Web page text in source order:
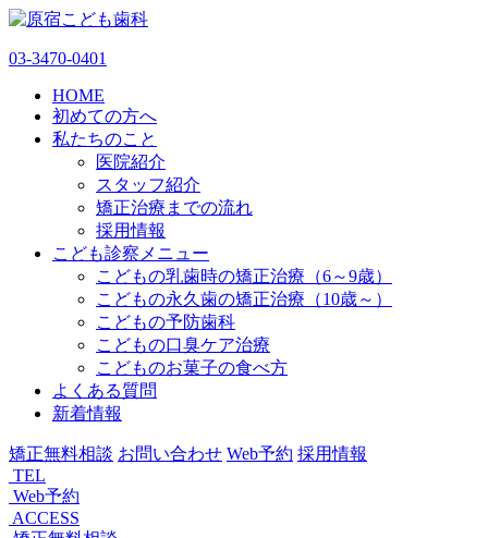
03-3470-0401
HOME
初めての方へ
私たちのこと
医院紹介
スタッフ紹介
矯正治療までの流れ
採用情報
こども診察メニュー
こどもの乳歯時の矯正治療（6～9歳）
こどもの永久歯の矯正治療（10歳～）
こどもの予防歯科
こどもの口臭ケア治療
こどものお菓子の食べ方
よくある質問
新着情報
矯正無料相談 お問い合わせ Web予約 採用情報
TEL
Web予約
ACCESS